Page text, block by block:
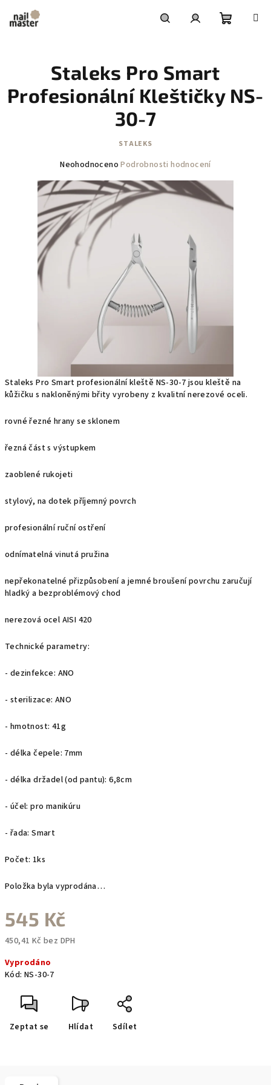
obsah
Staleks Pro Smart profesionální kleště NS-30-7 jsou kleště na
kůžičku s nakloněnými břity vyrobeny z kvalitní nerezové oceli.
rovné řezné hrany se sklonem
řezná část s výstupkem
zaoblené rukojeti
stylový, na dotek příjemný povrch
profesionální ruční ostření
odnímatelná vinutá pružina
nepřekonatelné přizpůsobení a jemné broušení povrchu zaručují
hladký a bezproblémový chod
nerezová ocel AISI 420
Technické parametry:
- dezinfekce: ANO
- sterilizace: ANO
- hmotnost: 41g
- délka čepele: 7mm
- délka držadel (od pantu): 6,8cm
- účel: pro manikúru
- řada: Smart
Počet: 1ks
Položka byla vyprodána…
545 Kč
450,41 Kč bez DPH
cena:
Vyprodáno
Kód: NS-30-7
Zeptat se Hlídat Sdílet
Staleks Pro Smart
Profesionální Kleštičky NS-
30-7
STALEKS
Průměrné
produktu
je
0,0
z
5
hvězdiček.
Neohodnoceno Podrobnosti hodnocení